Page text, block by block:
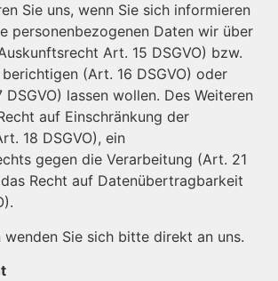
Sie uns, wenn Sie sich informieren
per­so­nen­be­zo­genen Daten wir über
Art. 15 DSGVO) bzw.
(Art. 16 DSGVO) oder
DSGVO) lassen wollen. Des Weiteren
auf Ein­schrän­kung der
18 DSGVO), ein
gegen die Verarbeitung (Art. 21
Recht auf Datenüber­trag­bar­keit
wenden Sie sich bitte direkt an uns.